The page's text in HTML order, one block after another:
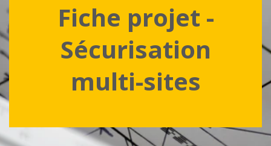
Fiche projet -
Sécurisation
multi-sites